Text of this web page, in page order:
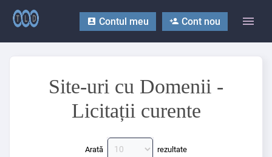
Contul meu Cont nou
Site-uri cu Domenii -
Licitații curente
Arată rezultate